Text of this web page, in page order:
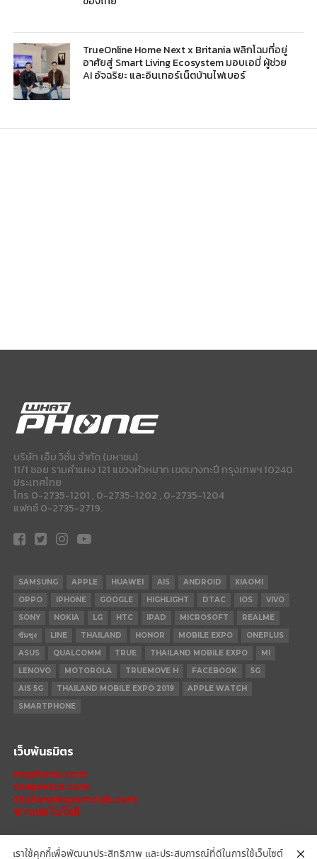
TrueOnline Home Next x Britania พลิกโฉมที่อยู่
อาศัยสู่ Smart Living Ecosystem มอบเอมี่ ผู้ช่วย
AI อัจฉริยะ และอินเทอร์เน็ตบ้านไฟเบอร์
บริษัท เอ็ม วิชั่น จำกัด (มหาชน)
11/1 ซอย รามคำแหง 121 แขวงหัวหมาก เขตบางกะปี กรุงเทพฯ 10240
ประเทศไทย
โทร 0-2735-1201 , 0-2735-1202 , 0-2735-1204
แฟกซ์ 0-2735-2719.
SAMSUNG APPLE HUAWEI AIS ANDROID
XIAOMI
OPPO
IPHONE GOOGLE HIGHLIGHT DTAC IOS
VIVO
SONY
NOKIA LG HTC IPAD MICROSOFT
REALME
ซัมซุง
LINE THAILAND HONOR MOBILE EXPO
ONEPLUS
ASUS
QUALCOMM TRUE THAILAND MOBILE EXPO
MI
LENOVO
MOTOROLA TRUEMOVE H FACEBOOK
5G
AIS 5G
THAILAND MOBILE EXPO 2019
APPLE WATCH
SMARTPHONE
เว็บพันธมิตร
mxphone.com
stepextra.com
thailandesportclub.com
ข่าวเทคโนโลยี
เราใช้คุกกี้เพื่อพัฒนาประสิทธิภาพ และประสบการณ์ที่ดีในการใช้เว็บไซต์